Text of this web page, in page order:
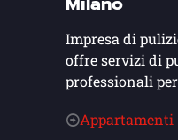
Impresa di
offre servizi di
professionali
Appartamenti